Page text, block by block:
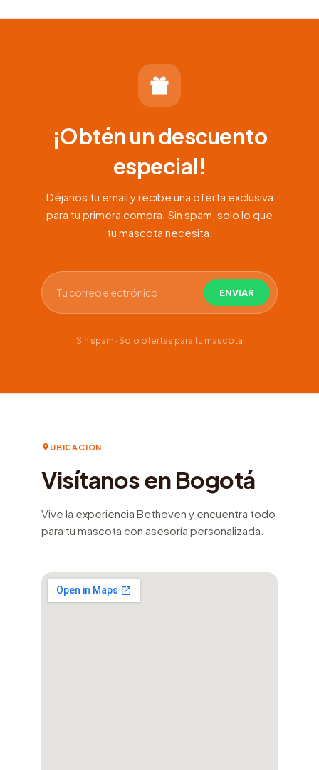
¡Obtén un descuento
especial!
Déjanos tu email y recibe una oferta exclusiva
para tu primera compra. Sin spam, solo lo que
tu mascota necesita.
Sin spam · Solo ofertas para tu mascota
UBICACIÓN
Visítanos en Bogotá
Vive la experiencia Bethoven y encuentra todo
para tu mascota con asesoría personalizada.